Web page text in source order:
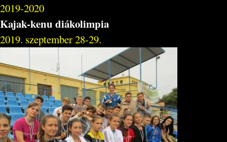
2019-2020
Kajak-kenu diákolimpia
2019. szeptember 28-29.